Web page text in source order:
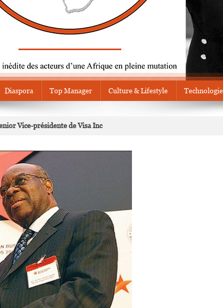
Diaspora Top Manager Culture & Lifestyle
Vice-présidente de Visa Inc